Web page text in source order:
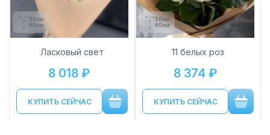
30см
60см
Ласковый свет
8 018 ₽
КУПИТЬ СЕЙЧАС
50см
60см
11 белых роз
8 374 ₽
КУПИТЬ СЕЙЧАС